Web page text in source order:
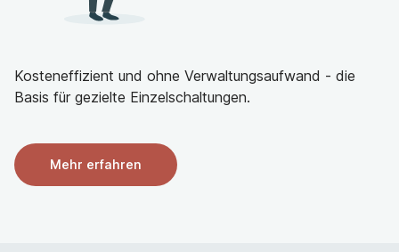
Kosteneffizient und ohne Verwaltungsaufwand - die
Basis für gezielte Einzelschaltungen.
Mehr erfahren